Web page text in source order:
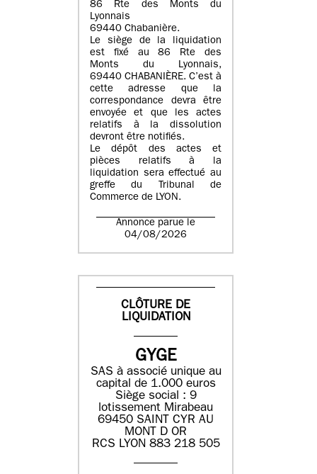
86 Rte des Monts du
Lyonnais
69440 Chabanière.
Le siège de la liquidation
est fixé au 86 Rte des
Monts du Lyonnais,
69440 CHABANIÈRE. C’est à
cette adresse que la
correspondance devra être
envoyée et que les actes
relatifs à la dissolution
devront être notifiés.
Le dépôt des actes et
pièces relatifs à la
liquidation sera effectué au
greffe du Tribunal de
Commerce de LYON.
Annonce parue le
04/08/2026
CLÔTURE DE
LIQUIDATION
GYGE
SAS à associé unique au
capital de 1.000 euros
Siège social : 9
lotissement Mirabeau
69450 SAINT CYR AU
MONT D OR
RCS LYON 883 218 505